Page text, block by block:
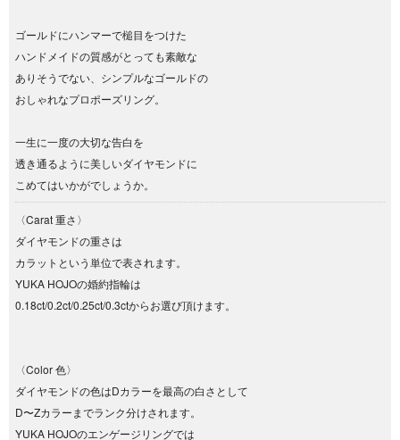
ゴールドにハンマーで槌目をつけた
ハンドメイドの質感がとっても素敵な
ありそうでない、シンプルなゴールドの
おしゃれなプロポーズリング。
一生に一度の大切な告白を
透き通るように美しいダイヤモンドに
こめてはいかがでしょうか。
〈Carat 重さ〉
ダイヤモンドの重さは
カラットという単位で表されます。
YUKA HOJOの婚約指輪は
0.18ct/0.2ct/0.25ct/0.3ctからお選び頂けます。
〈Color 色〉
ダイヤモンドの色はDカラーを最高の白さとして
D〜Zカラーまでランク分けされます。
YUKA HOJOのエンゲージリングでは